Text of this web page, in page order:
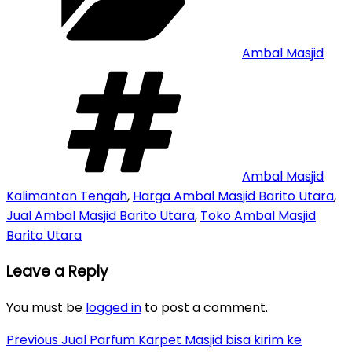
Ambal Masjid
Ambal Masjid
Kalimantan Tengah, Harga Ambal Masjid Barito Utara,
Jual Ambal Masjid Barito Utara, Toko Ambal Masjid
Barito Utara
Leave a Reply
You must be logged in to post a comment.
Post
Previous
PreviousJual Parfum Karpet Masjid bisa kirim ke